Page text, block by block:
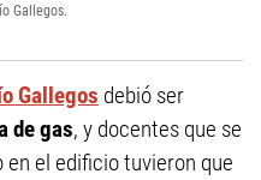
Gallegos.
Gallegos debió ser
de gas, y docentes que se
el edificio tuvieron que